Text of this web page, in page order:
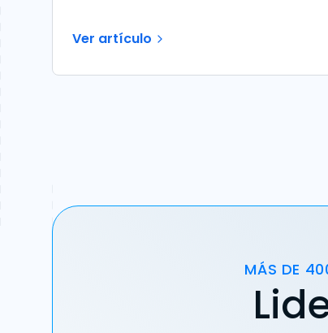
Ver artículo
MÁS DE